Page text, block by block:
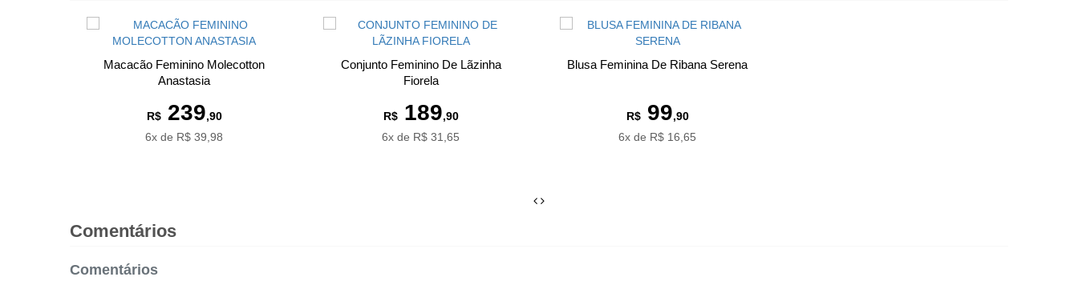
Macacão Feminino Molecotton
Anastasia
R$239,90
6x de R$ 39,98
Conjunto Feminino De Lãzinha
Fiorela
R$189,90
6x de R$ 31,65
Blusa Feminina De Ribana Serena
R$99,90
6x de R$ 16,65
Comentários
Comentários